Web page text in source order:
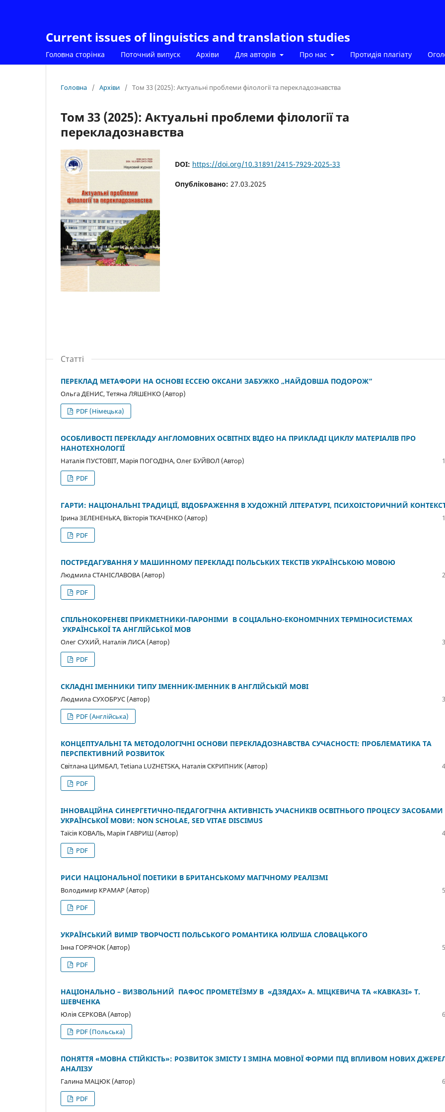
Current issues of linguistics and translation studies
Головна сторінка Поточний випуск Архіви Для авторів Про нас Протидія плагіату
Головна / Архіви / Том 33 (2025): Актуальні проблеми філології та перекладознавства
Том 33 (2025): Актуальні проблеми філології та
перекладознавства
DOI: https://doi.org/10.31891/2415-7929-2025-33
Опубліковано: 27.03.2025
Статті
ПЕРЕКЛАД МЕТАФОРИ НА ОСНОВІ ЕССЕЮ ОКСАНИ ЗАБУЖКО „НАЙДОВША ПОДОРОЖ“
Ольга ДЕНИС, Тетяна ЛЯШЕНКО (Автор)
PDF (Німецька)
ОСОБЛИВОСТІ ПЕРЕКЛАДУ АНГЛОМОВНИХ ОСВІТНІХ ВІДЕО НА ПРИКЛАДІ ЦИКЛУ МАТЕРІАЛІВ ПРО
НАНОТЕХНОЛОГІЇ
Наталія ПУСТОВІТ, Марія ПОГОДІНА, Олег БУЙВОЛ (Автор)
PDF
ГАРТИ: НАЦІОНАЛЬНІ ТРАДИЦІЇ, ВІДОБРАЖЕННЯ В ХУДОЖНІЙ ЛІТЕРАТУРІ, ПСИХОІСТОРИЧНИЙ
Ірина ЗЕЛЕНЕНЬКА, Вікторія ТКАЧЕНКО (Автор)
PDF
ПОСТРЕДАГУВАННЯ У МАШИННОМУ ПЕРЕКЛАДІ ПОЛЬСЬКИХ ТЕКСТІВ УКРАЇНСЬКОЮ МОВОЮ
Людмила СТАНІСЛАВОВА (Автор)
PDF
СПІЛЬНОКОРЕНЕВІ ПРИКМЕТНИКИ-ПАРОНІМИ В СОЦІАЛЬНО-ЕКОНОМІЧНИХ ТЕРМІНОСИСТЕМАХ
УКРАЇНСЬКОЇ ТА АНГЛІЙСЬКОЇ МОВ
Олег СУХИЙ, Наталія ЛИСА (Автор)
PDF
СКЛАДНІ ІМЕННИКИ ТИПУ ІМЕННИК-ІМЕННИК В АНГЛІЙСЬКІЙ МОВІ
Людмила СУХОБРУС (Автор)
PDF (Англійська)
КОНЦЕПТУАЛЬНІ ТА МЕТОДОЛОГІЧНІ ОСНОВИ ПЕРЕКЛАДОЗНАВСТВА СУЧАСНОСТІ: ПРОБЛЕМАТИКА ТА
ПЕРСПЕКТИВНИЙ РОЗВИТОК
Світлана ЦИМБАЛ, Tetiana LUZHETSKA, Наталія СКРИПНИК (Автор)
PDF
ІННОВАЦІЙНА СИНЕРГЕТИЧНО-ПЕДАГОГІЧНА АКТИВНІСТЬ УЧАСНИКІВ ОСВІТНЬОГО ПРОЦЕСУ ЗАСОБАМИ
УКРАЇНСЬКОЇ МОВИ: NON SCHOLAE, SED VITAE DISCIMUS
Таїсія КОВАЛЬ, Марія ГАВРИШ (Автор)
PDF
РИСИ НАЦІОНАЛЬНОЇ ПОЕТИКИ В БРИТАНСЬКОМУ МАГІЧНОМУ РЕАЛІЗМІ
Володимир КРАМАР (Автор)
PDF
УКРАЇНСЬКИЙ ВИМІР ТВОРЧОСТІ ПОЛЬСЬКОГО РОМАНТИКА ЮЛІУША СЛОВАЦЬКОГО
Інна ГОРЯЧОК (Автор)
PDF
НАЦІОНАЛЬНО – ВИЗВОЛЬНИЙ ПАФОС ПРОМЕТЕЇЗМУ В «ДЗЯДАХ» А. МІЦКЕВИЧА ТА «КАВКАЗІ» Т.
ШЕВЧЕНКА
Юлія СЕРКОВА (Автор)
PDF (Польська)
ПОНЯТТЯ «МОВНА СТІЙКІСТЬ»: РОЗВИТОК ЗМІСТУ І ЗМІНА МОВНОЇ ФОРМИ ПІД ВПЛИВОМ НОВИХ
АНАЛІЗУ
Галина МАЦЮК (Автор)
PDF